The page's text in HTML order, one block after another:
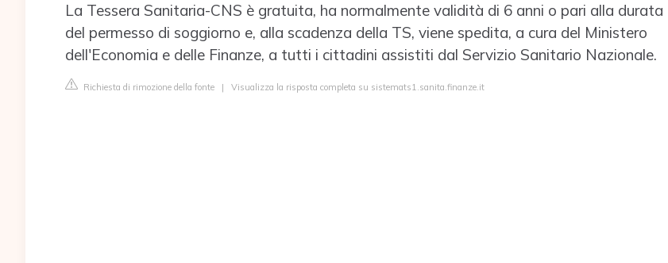
La Tessera Sanitaria-CNS è gratuita, ha normalmente validità di 6 anni o pari alla durata
del permesso di soggiorno e, alla scadenza della TS, viene spedita, a cura del Ministero
dell'Economia e delle Finanze, a tutti i cittadini assistiti dal Servizio Sanitario Nazionale.
Richiesta di rimozione della fonte | Visualizza la risposta completa su sistemats1.sanita.finanze.it